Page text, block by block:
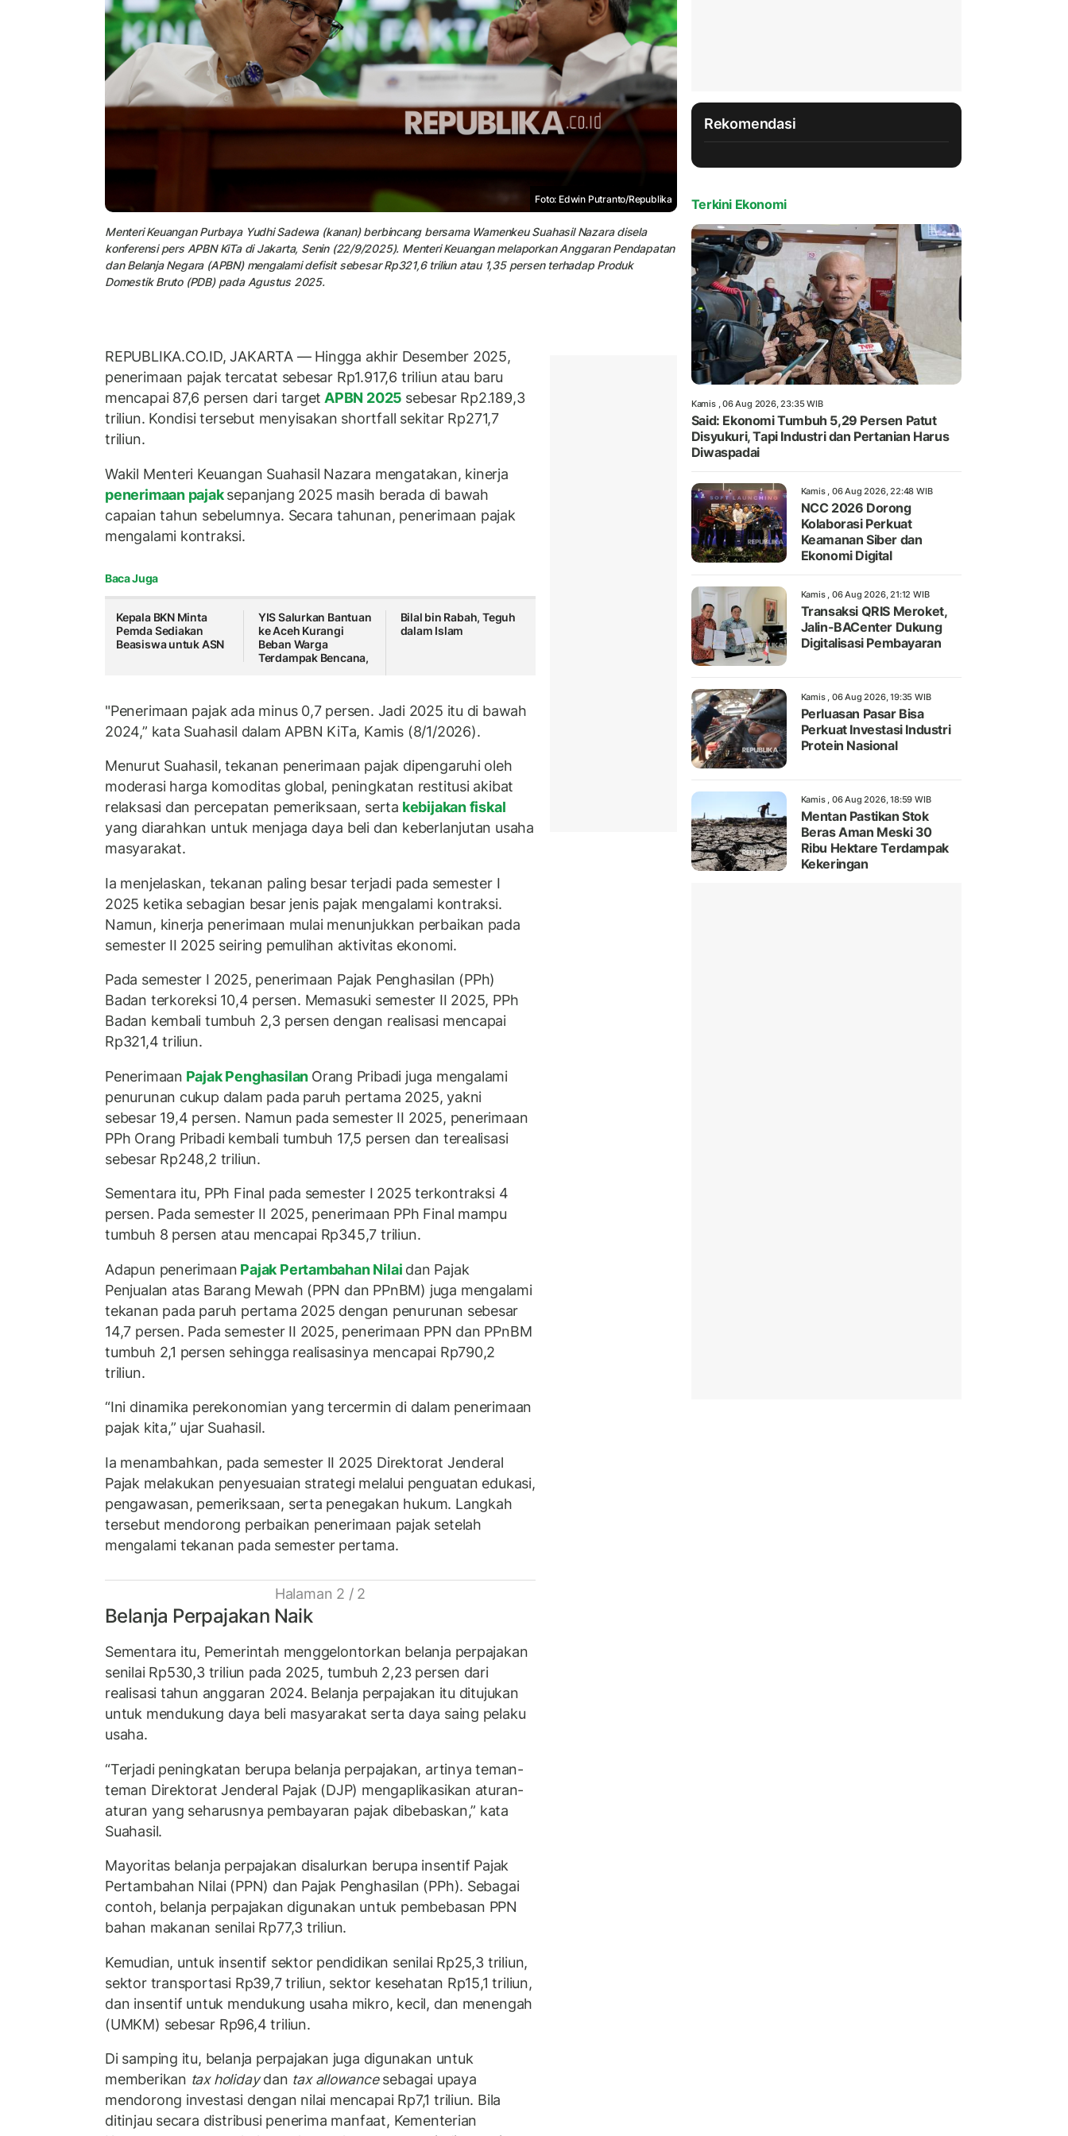
Foto: Edwin Putranto/Republika
Menteri Keuangan Purbaya Yudhi Sadewa (kanan) berbincang bersama Wamenkeu Suahasil Nazara disela
konferensi pers APBN KiTa di Jakarta, Senin (22/9/2025). Menteri Keuangan melaporkan Anggaran Pendapatan
dan Belanja Negara (APBN) mengalami defisit sebesar Rp321,6 triliun atau 1,35 persen terhadap Produk
Domestik Bruto (PDB) pada Agustus 2025.
REPUBLIKA.CO.ID, JAKARTA — Hingga akhir Desember 2025,
penerimaan pajak tercatat sebesar Rp1.917,6 triliun atau baru
mencapai 87,6 persen dari target APBN 2025 sebesar Rp2.189,3
triliun. Kondisi tersebut menyisakan shortfall sekitar Rp271,7
triliun.
Wakil Menteri Keuangan Suahasil Nazara mengatakan, kinerja
penerimaan pajaksepanjang 2025 masih berada di bawah
capaian tahun sebelumnya. Secara tahunan, penerimaan pajak
mengalami kontraksi.
Baca Juga
Kepala BKN Minta
Pemda Sediakan
Beasiswa untuk ASN
YIS Salurkan Bantuan
ke Aceh Kurangi
Beban Warga
Terdampak Bencana,
Bilal bin Rabah, Teguh
dalam Islam
"Penerimaan pajak ada minus 0,7 persen. Jadi 2025 itu di bawah
2024,” kata Suahasil dalam APBN KiTa, Kamis (8/1/2026).
Menurut Suahasil, tekanan penerimaan pajak dipengaruhi oleh
moderasi harga komoditas global, peningkatan restitusi akibat
relaksasi dan percepatan pemeriksaan, serta kebijakan fiskal
yang diarahkan untuk menjaga daya beli dan keberlanjutan usaha
masyarakat.
Ia menjelaskan, tekanan paling besar terjadi pada semester I
2025 ketika sebagian besar jenis pajak mengalami kontraksi.
Namun, kinerja penerimaan mulai menunjukkan perbaikan pada
semester II 2025 seiring pemulihan aktivitas ekonomi.
Pada semester I 2025, penerimaan Pajak Penghasilan (PPh)
Badan terkoreksi 10,4 persen. Memasuki semester II 2025, PPh
Badan kembali tumbuh 2,3 persen dengan realisasi mencapai
Rp321,4 triliun.
Penerimaan Pajak Penghasilan Orang Pribadi juga mengalami
penurunan cukup dalam pada paruh pertama 2025, yakni
sebesar 19,4 persen. Namun pada semester II 2025, penerimaan
PPh Orang Pribadi kembali tumbuh 17,5 persen dan terealisasi
sebesar Rp248,2 triliun.
Sementara itu, PPh Final pada semester I 2025 terkontraksi 4
persen. Pada semester II 2025, penerimaan PPh Final mampu
tumbuh 8 persen atau mencapai Rp345,7 triliun.
Adapun penerimaan Pajak Pertambahan Nilai dan Pajak
Penjualan atas Barang Mewah (PPN dan PPnBM) juga mengalami
tekanan pada paruh pertama 2025 dengan penurunan sebesar
14,7 persen. Pada semester II 2025, penerimaan PPN dan PPnBM
tumbuh 2,1 persen sehingga realisasinya mencapai Rp790,2
triliun.
“Ini dinamika perekonomian yang tercermin di dalam penerimaan
pajak kita,” ujar Suahasil.
Ia menambahkan, pada semester II 2025 Direktorat Jenderal
Pajak melakukan penyesuaian strategi melalui penguatan edukasi,
pengawasan, pemeriksaan, serta penegakan hukum. Langkah
tersebut mendorong perbaikan penerimaan pajak setelah
mengalami tekanan pada semester pertama.
Halaman 2 / 2
Belanja Perpajakan Naik
Sementara itu, Pemerintah menggelontorkan belanja perpajakan
senilai Rp530,3 triliun pada 2025, tumbuh 2,23 persen dari
realisasi tahun anggaran 2024. Belanja perpajakan itu ditujukan
untuk mendukung daya beli masyarakat serta daya saing pelaku
usaha.
“Terjadi peningkatan berupa belanja perpajakan, artinya teman-
teman Direktorat Jenderal Pajak (DJP) mengaplikasikan aturan-
aturan yang seharusnya pembayaran pajak dibebaskan,” kata
Suahasil.
Mayoritas belanja perpajakan disalurkan berupa insentif Pajak
Pertambahan Nilai (PPN) dan Pajak Penghasilan (PPh). Sebagai
contoh, belanja perpajakan digunakan untuk pembebasan PPN
bahan makanan senilai Rp77,3 triliun.
Kemudian, untuk insentif sektor pendidikan senilai Rp25,3 triliun,
sektor transportasi Rp39,7 triliun, sektor kesehatan Rp15,1 triliun,
dan insentif untuk mendukung usaha mikro, kecil, dan menengah
(UMKM) sebesar Rp96,4 triliun.
Di samping itu, belanja perpajakan juga digunakan untuk
memberikan tax holidaydan tax allowancesebagai upaya
mendorong investasi dengan nilai mencapai Rp7,1 triliun. Bila
ditinjau secara distribusi penerima manfaat, Kementerian
Rekomendasi
Terkini Ekonomi
Kamis , 06 Aug 2026, 23:35 WIB
Said: Ekonomi Tumbuh 5,29 Persen Patut
Disyukuri, Tapi Industri dan Pertanian Harus
Diwaspadai
Kamis , 06 Aug 2026, 22:48 WIB
NCC 2026 Dorong
Kolaborasi Perkuat
Keamanan Siber dan
Ekonomi Digital
Kamis , 06 Aug 2026, 21:12 WIB
Transaksi QRIS Meroket,
Jalin-BACenter Dukung
Digitalisasi Pembayaran
Kamis , 06 Aug 2026, 19:35 WIB
Perluasan Pasar Bisa
Perkuat Investasi Industri
Protein Nasional
Kamis , 06 Aug 2026, 18:59 WIB
Mentan Pastikan Stok
Beras Aman Meski 30
Ribu Hektare Terdampak
Kekeringan